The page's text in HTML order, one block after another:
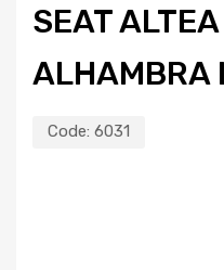
SEAT
ALHAMBRA
Code: 6031